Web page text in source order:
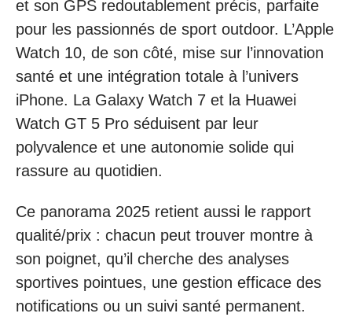
et son GPS redoutablement précis, parfaite
pour les passionnés de sport outdoor. L’Apple
Watch 10, de son côté, mise sur l’innovation
santé et une intégration totale à l’univers
iPhone. La Galaxy Watch 7 et la Huawei
Watch GT 5 Pro séduisent par leur
polyvalence et une autonomie solide qui
rassure au quotidien.
Ce panorama 2025 retient aussi le rapport
qualité/prix : chacun peut trouver montre à
son poignet, qu’il cherche des analyses
sportives pointues, une gestion efficace des
notifications ou un suivi santé permanent.